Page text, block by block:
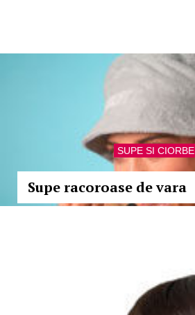
SUPE SI CIORBE
Supe racoroase de vara